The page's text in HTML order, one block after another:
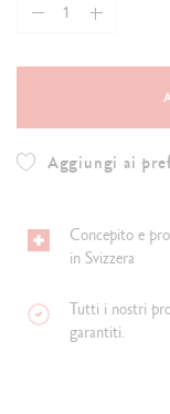
Aggiungi ai
Concepito e
in Svizzera
Tutti i nostri
garantiti.